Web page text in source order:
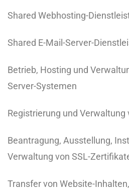
Shared Webhosting-
Shared E-Mail-Server-
Betrieb, Hosting und
Server-Systemen
Registrierung und Verwaltung
Beantragung, Ausstellung,
Verwaltung von SSL-
Transfer von Website-